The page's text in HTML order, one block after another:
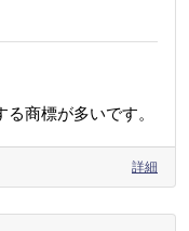
商標が多いです。
詳細